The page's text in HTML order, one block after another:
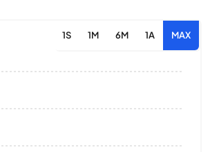
1S 1M 6M 1A MAX